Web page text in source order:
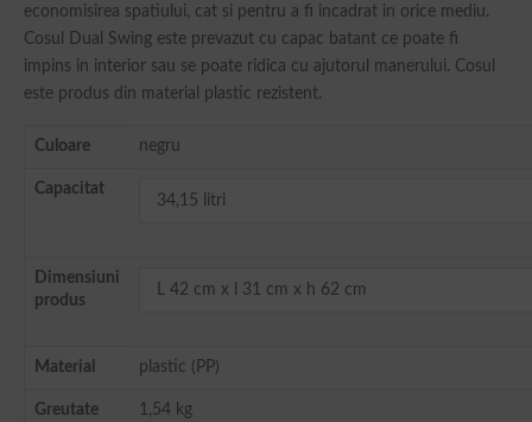
economisirea spatiului, cat si pentru a fi incadrat in orice mediu.
Cosul Dual Swing este prevazut cu capac batant ce poate fi
impins in interior sau se poate ridica cu ajutorul manerului. Cosul
este produs din material plastic rezistent.
Culoare negru
Capacitat
34,15 litri
Dimensiuni
produs
L 42 cm x l 31 cm x h 62 cm
Material plastic (PP)
Greutate 1,54 kg